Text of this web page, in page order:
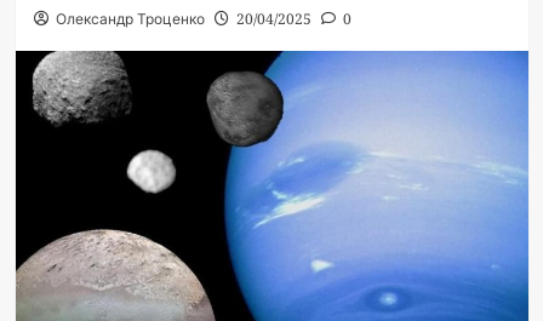
Олександр Троценко 20/04/2025 0